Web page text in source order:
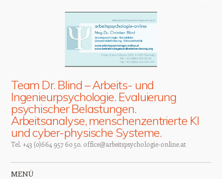
Team Dr. Blind – Arbeits- und
Ingenieurpsychologie. Evaluierung
psychischer Belastungen.
Arbeitsanalyse, menschenzentrierte KI
und cyber-physische Systeme.
Tel. +43 (0)664 957 60 50, office@arbeitspsychologie-online.at
MENÜ